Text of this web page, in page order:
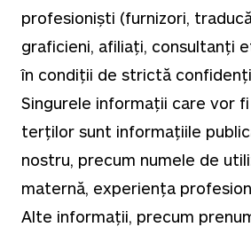
profesioniști (furnizori,
graficieni, afiliați, consultanți
în condiții de strictă
Singurele informații care vor
terților sunt informațiile
nostru, precum numele de
maternă, experiența
Alte informații, precum